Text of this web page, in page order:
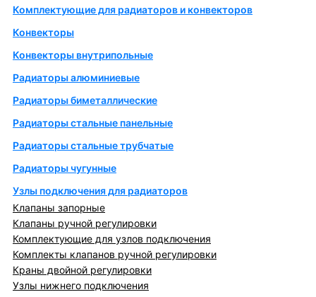
Комплектующие для радиаторов и конвекторов
Конвекторы
Конвекторы внутрипольные
Радиаторы алюминиевые
Радиаторы биметаллические
Радиаторы стальные панельные
Радиаторы стальные трубчатые
Радиаторы чугунные
Узлы подключения для радиаторов
Клапаны запорные
Клапаны ручной регулировки
Комплектующие для узлов подключения
Комплекты клапанов ручной регулировки
Краны двойной регулировки
Узлы нижнего подключения